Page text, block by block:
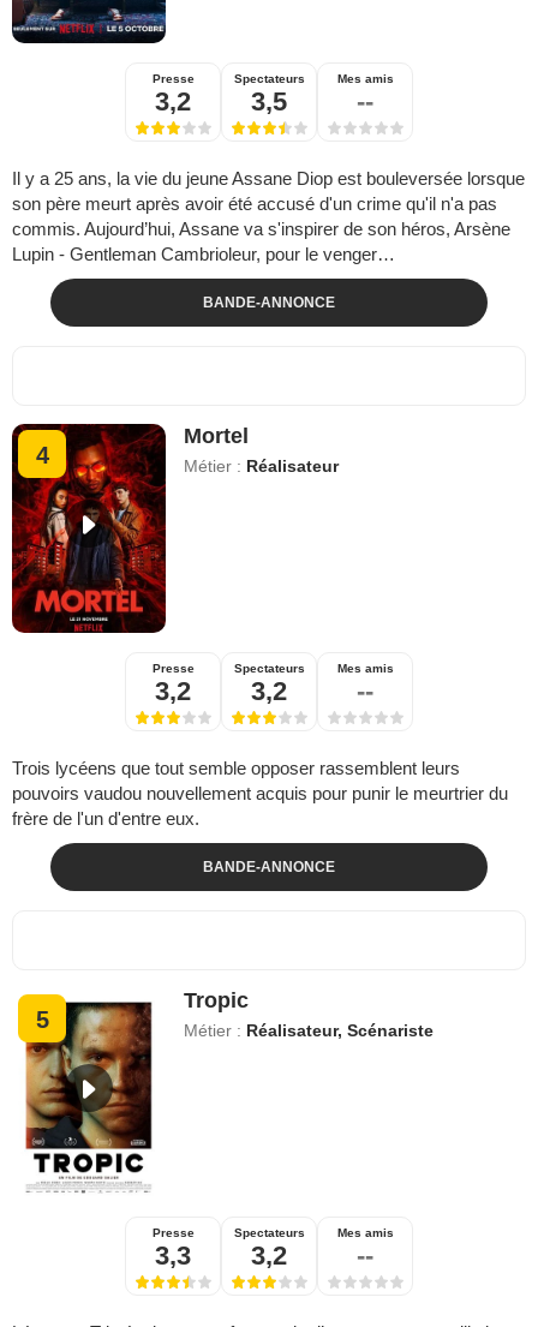
Presse
3,2
Spectateurs
3,5
Mes amis
--
Il y a 25 ans, la vie du jeune Assane Diop est bouleversée lorsque
son père meurt après avoir été accusé d'un crime qu'il n'a pas
commis. Aujourd’hui, Assane va s'inspirer de son héros, Arsène
Lupin - Gentleman Cambrioleur, pour le venger…
BANDE-ANNONCE
4
Mortel
Métier : Réalisateur
Presse
3,2
Spectateurs
3,2
Mes amis
--
Trois lycéens que tout semble opposer rassemblent leurs
pouvoirs vaudou nouvellement acquis pour punir le meurtrier du
frère de l'un d'entre eux.
BANDE-ANNONCE
5
Tropic
Métier : Réalisateur, Scénariste
Presse
3,3
Spectateurs
3,2
Mes amis
--